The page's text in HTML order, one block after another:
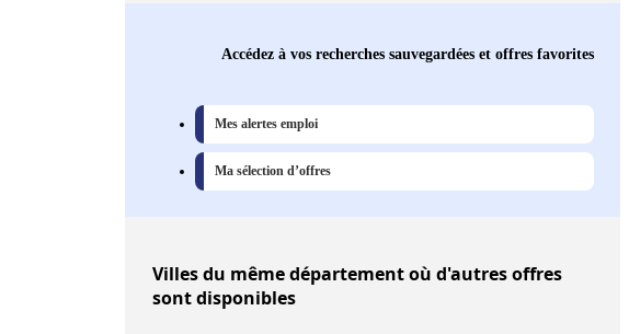
Accédez à vos recherches sauvegardées et offres favorites
Mes alertes emploi
Ma sélection d’offres
Villesdu même département où d'autres offres
sont disponibles